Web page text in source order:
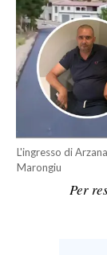
ECONOMIA
SERVIZI ALLE
LAVORO
SPORT IN
L'ingresso di
Marongiu
Per